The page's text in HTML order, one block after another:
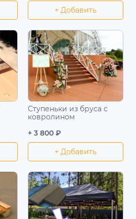
+ Добавить
Ступеньки из бруса с
ковролином
+ 3 800 ₽
+ Добавить